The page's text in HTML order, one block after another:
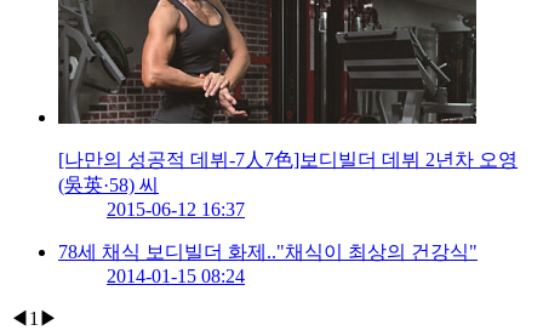
[나만의 성공적 데뷔-7人7色]보디빌더 데뷔 2년차 오영
(吳英·58) 씨
2015-06-12 16:37
78세 채식 보디빌더 화제.."채식이 최상의 건강식"
2014-01-15 08:24
◀ 1 ▶